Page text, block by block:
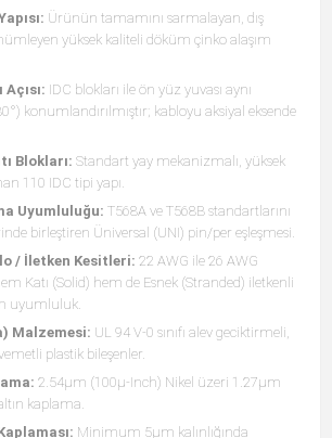
Ürünün tamamını sarmalayan, dış
yüksek kaliteli döküm çinko alaşım
IDC blokları ile ön yüz yuvası aynı
konumlandırılmıştır; kabloyu aksiyal eksende
Blokları: Standart yay mekanizmalı, yüksek
110 IDC tipi yapı.
Uyumluluğu: T568A ve T568B standartlarını
birleştiren Üniversal (UNI) pin/per eşleşmesi.
/ İletken Kesitleri: 22 AWG ile 26 AWG
Katı (Solid) hem de Esnek (Stranded) iletkenli
uyumluluk.
Malzemesi: UL 94 V-0 sınıfı alev geciktirmeli,
plastik bileşenler.
2.54μm (100μ-Inch) Nikel üzeri 1.27μm
kaplama.
Minimum 5μm kalınlığında